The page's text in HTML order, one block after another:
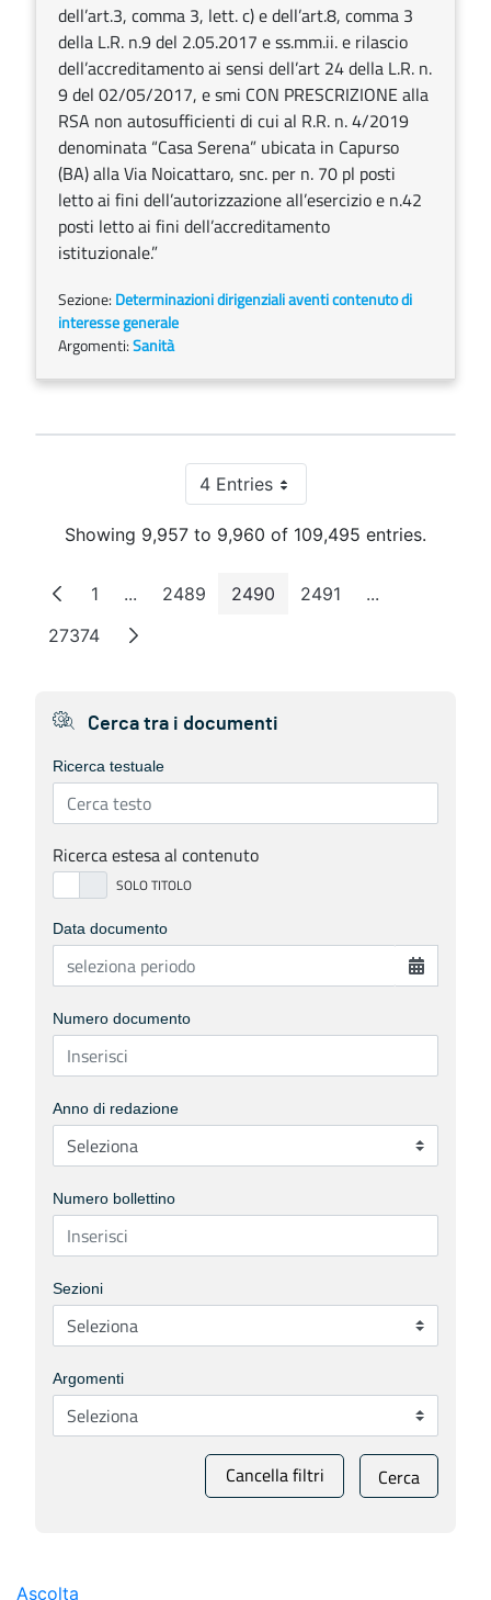
dell’art.3, comma 3, lett. c) e dell’art.8, comma 3
della L.R. n.9 del 2.05.2017 e ss.mm.ii. e rilascio
dell’accreditamento ai sensi dell’art 24 della L.R. n.
9 del 02/05/2017, e smi CON PRESCRIZIONE alla
RSA non autosufficienti di cui al R.R. n. 4/2019
denominata “Casa Serena” ubicata in Capurso
(BA) alla Via Noicattaro, snc. per n. 70 pl posti
letto ai fini dell’autorizzazione all’esercizio e n.42
posti letto ai fini dell’accreditamento
istituzionale.”
Sezione: Determinazioni dirigenziali aventi contenuto di
interesse generale
Argomenti:Sanità
4 EntriesPer Page
Showing 9,957 to 9,960 of 109,495 entries.
Page
1 ...Intermediate Pages
Page
2489 Page
2490 Page
2491 ...Intermediate
Page
27374
Cerca tra i documenti
Ricerca testuale
Ricerca estesa al contenuto
Data documento
Numero documento
Anno di redazione
Numero bollettino
Sezioni
Argomenti
Cancella filtri Cerca
Ascolta